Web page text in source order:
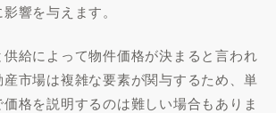
響を与えます。
給によって物件価格が決まると言われ
市場は複雑な要素が関与するため、単
格を説明するのは難しい場合もありま